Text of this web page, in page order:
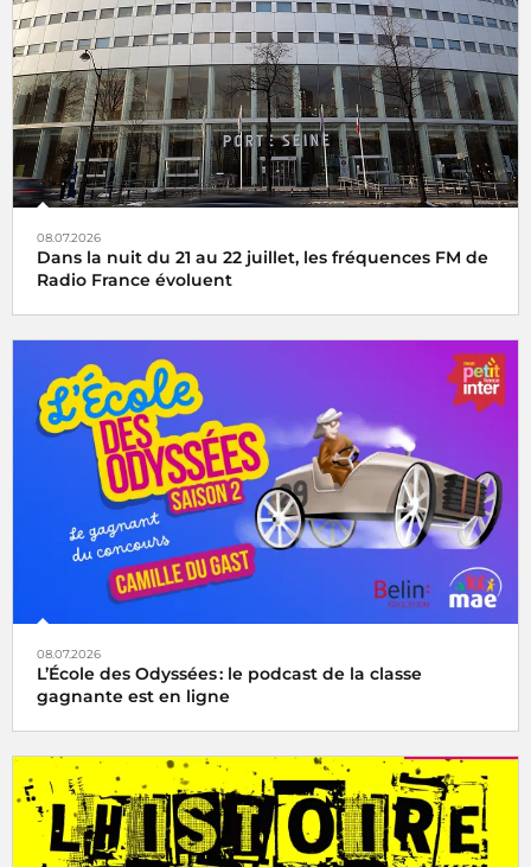
08.07.2026
Dans la nuit du 21 au 22 juillet, les fréquences FM de
Radio France évoluent
08.07.2026
L’École des Odyssées : le podcast de la classe
gagnante est en ligne